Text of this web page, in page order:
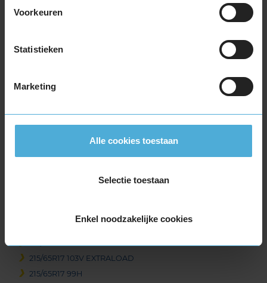
Voorkeuren
Statistieken
Marketing
Alle cookies toestaan
Selectie toestaan
Enkel noodzakelijke cookies
215/50R17 95V EXTRALOAD
215/55R17 94V
215/55R17 94V
215/55R17 98V EXTRALOAD
215/65R17 103V EXTRALOAD
215/65R17 99H